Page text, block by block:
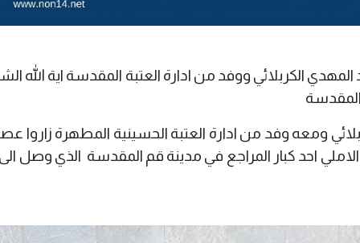
الكربلائي ووفد من ادارة العتبة المقدسة اية الله
المقدسة
ومعه وفد من ادارة العتبة الحسينية المطهرة زاروا
الاملي احد كبار المراجع في مدينة قم المقدسة الذي وصل